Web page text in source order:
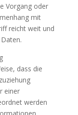
Vorgang oder
mit
reicht weit und
dass die
einer
werden